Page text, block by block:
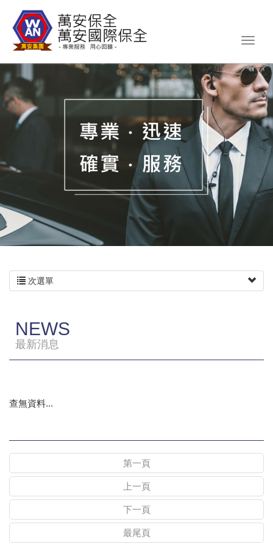
次選單
NEWS
最新消息
查無資料...
第一頁
上一頁
下一頁
最尾頁